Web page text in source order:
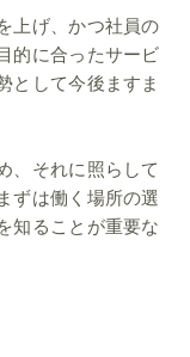
上げ、かつ社員の
的に合ったサービ
として今後ますま
、それに照らして
ずは働く場所の選
知ることが重要な